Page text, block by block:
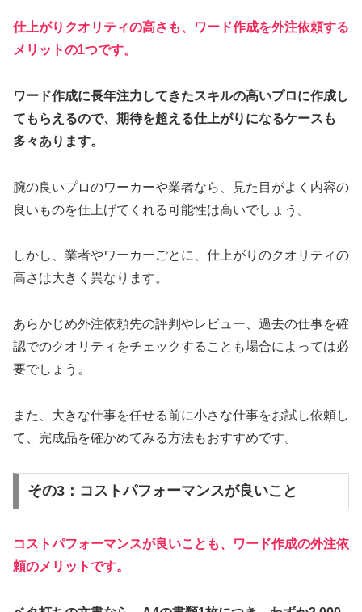
仕上がりクオリティの高さも、ワード作成を外注依頼する
メリットの1つです。
ワード作成に長年注力してきたスキルの高いプロに作成し
てもらえるので、期待を超える仕上がりになるケースも
多々あります。
腕の良いプロのワーカーや業者なら、見た目がよく内容の
良いものを仕上げてくれる可能性は高いでしょう。
しかし、業者やワーカーごとに、仕上がりのクオリティの
高さは大きく異なります。
あらかじめ外注依頼先の評判やレビュー、過去の仕事を確
認でのクオリティをチェックすることも場合によっては必
要でしょう。
また、大きな仕事を任せる前に小さな仕事をお試し依頼し
て、完成品を確かめてみる方法もおすすめです。
その3：コストパフォーマンスが良いこと
コストパフォーマンスが良いことも、ワード作成の外注依
頼のメリットです。